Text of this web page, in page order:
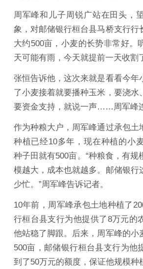
周军峰和儿子周锐广站在田头，
象，对邮储银行桓台县马桥支行行
大约500亩，小麦的长势非常好。
天可能有雨，今天就提前一天收割
张恒告诉他，这次来就是看看今年
了小麦接着就要播种玉米，要浇水
要资金支持，就说一声……周军峰
作为种粮大户，周军峰通过承包土
种植已经10多年，现在种植的小
种子田就有500亩。“种粮食，有规
模越大，成本也就越多。邮储银行
少忙。”周军峰告诉记者。
10年前，周军峰承包土地种植了
行桓台县支行为他提供了8万元的
他站稳了脚跟。后来，周军峰的小
500亩，邮储银行桓台县支行为他
到了50万元的额度，保证他规模种